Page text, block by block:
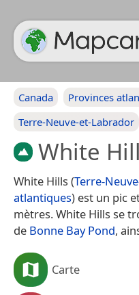
Canada
Provinces
Terre-Neuve-et-Labrador
White
White Hills (Terre-
atlantiques) est un pic
mètres. White Hills se
de Bonne Bay Pond,
Carte